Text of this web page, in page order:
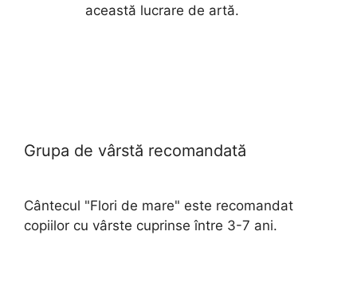
această lucrare de artă.
Grupa de vârstă recomandată
Cântecul "Flori de mare" este recomandat
copiilor cu vârste cuprinse între 3-7 ani.